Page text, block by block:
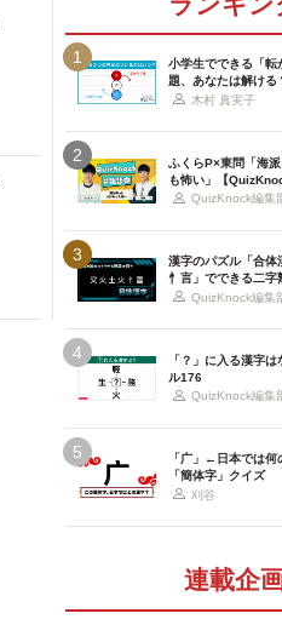
1
小学生でできる「転
題、あなたは解ける
木村 真実子
2
ふくらP×東問「海
も怖い」【
QuizKnock編集
3
漢字のパズル「合体
忄言」でできる二字
QuizKnock編集
4
「？」に入る漢字
ル176
QuizKnock編集
5
「广」←日本では何
「簡体字」クイズ
刈谷
連載企